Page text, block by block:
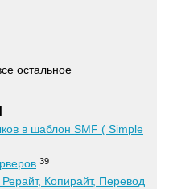
остальное
в шаблон SMF ( Simple
39
Копирайт, Перевод